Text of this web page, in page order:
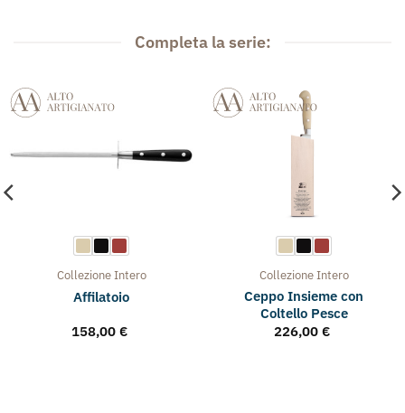
Completa la serie:
CollezioneIntero
Affilatoio
158,00 €
CollezioneIntero
Ceppo Insieme con
Coltello Pesce
226,00 €